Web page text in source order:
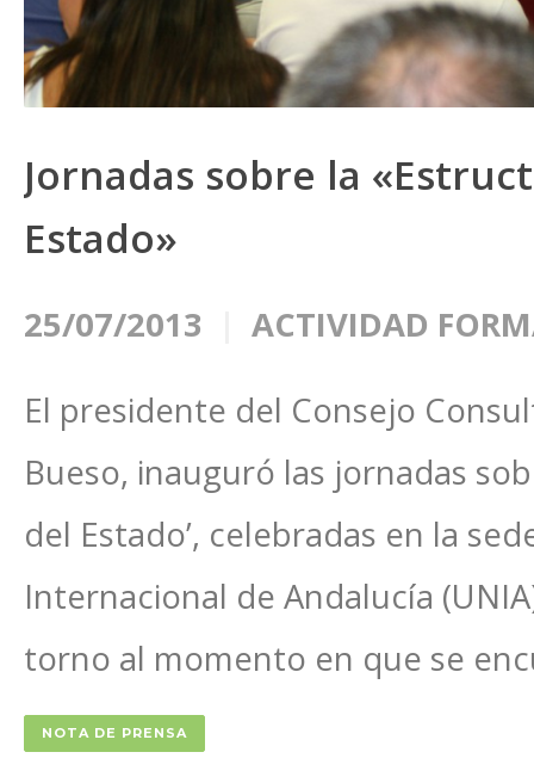
Jornadas sobre la
Estado»
25/07/2013
ACTIVIDAD
El presidente del Consejo
Bueso, inauguró las jornadas
del Estado’, celebradas en la
Internacional de Andalucía
torno al momento en que se
NOTA DE PRENSA